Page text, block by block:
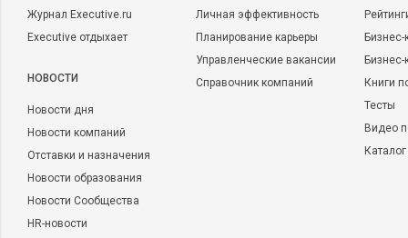
Журнал Executive.ru
Executive отдыхает
НОВОСТИ
Новости дня
Новости компаний
Отставки и назначения
Новости образования
Новости Сообщества
HR-новости
Личная эффективность
Планирование карьеры
Управленческие вакансии
Справочник компаний
Бизнес-
Книги
Тесты
Видео